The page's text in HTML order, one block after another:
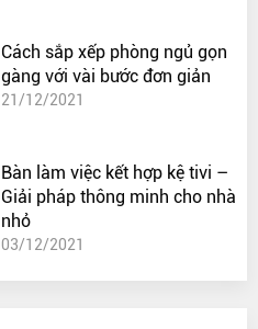
Cách sắp xếp phòng ngủ gọn
gàng với vài bước đơn giản
21/12/2021
Bàn làm việc kết hợp kệ tivi –
Giải pháp thông minh cho nhà
nhỏ
03/12/2021